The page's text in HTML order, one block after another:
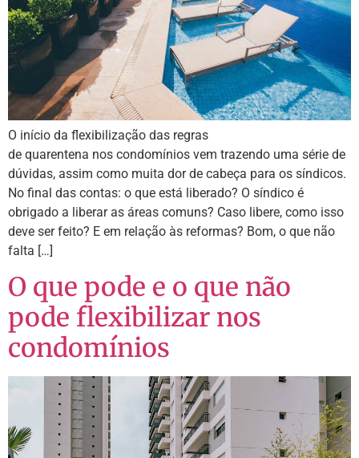
O início da flexibilização das regras
de quarentena nos condomínios vem trazendo uma série de
dúvidas, assim como muita dor de cabeça para os síndicos.
No final das contas: o que está liberado? O síndico é
obrigado a liberar as áreas comuns? Caso libere, como isso
deve ser feito? E em relação às reformas? Bom, o que não
falta […]
O que pode e o que não
pode flexibilizar nos
condomínios